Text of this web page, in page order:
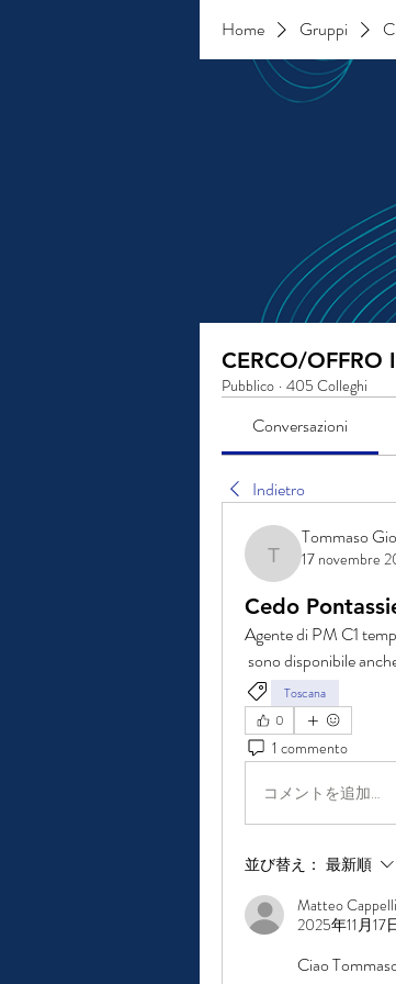
Home Gruppi
CERCO/OFFRO
Pubblico · 405 Colleghi
Conversazioni
Indietro
Tommaso
Tommaso
17 novembre
Cedo
Agente di PM C1
sono disponibile
Toscana
0
1 commento
コメントを追加…
並び替え： 最新順
Matteo
2025年11月17
Ciao